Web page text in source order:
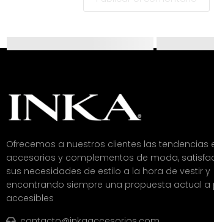
Ofrecemos a nuestros clientes las tendencias
accesorios y complementos de moda,
sus necesidades de estilo a la hora de vestir y
encontrando siempre una propuesta actual a
accesibles